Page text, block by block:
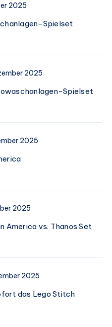
2025
Spielset
2025
Spielset
2025
2025
America vs. Thanos Set
2025
das Lego Stitch